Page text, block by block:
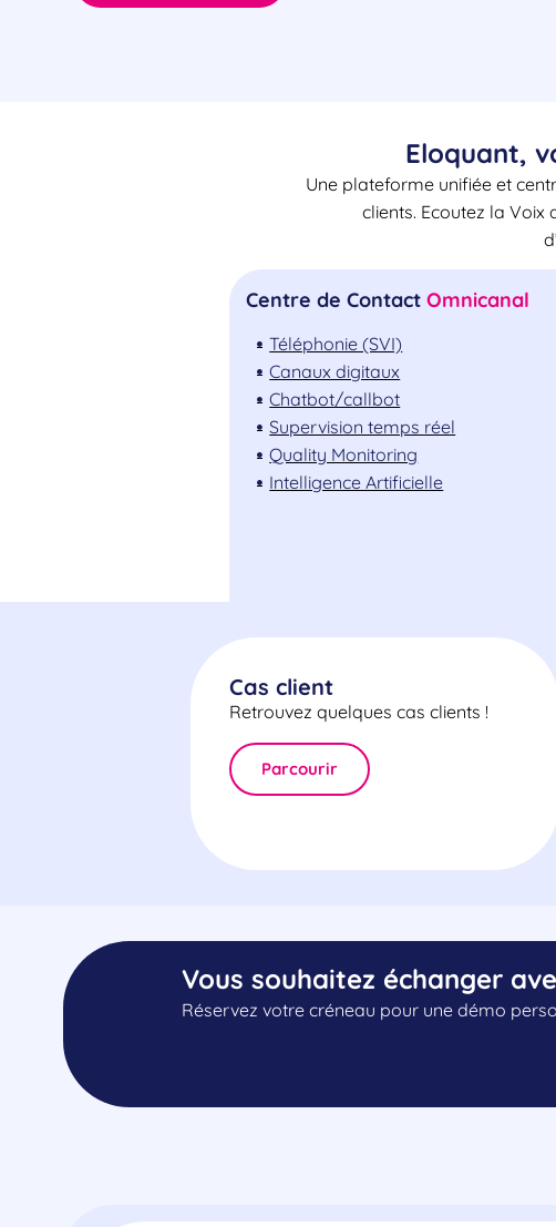
Eloquant,
Une plateforme unifiée et
clients. Ecoutez la Voix
Centre de Contact Omnicanal
Téléphonie (SVI)
Canaux digitaux
Chatbot/callbot
Supervision temps réel
Quality Monitoring
Intelligence Artificielle
Cas client
Retrouvez quelques cas clients !
Parcourir
Vous souhaitez échanger
Réservez votre créneau pour une démo